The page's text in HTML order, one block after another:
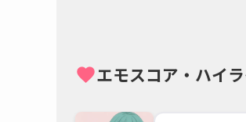
favoriteエモスコア・ハイ